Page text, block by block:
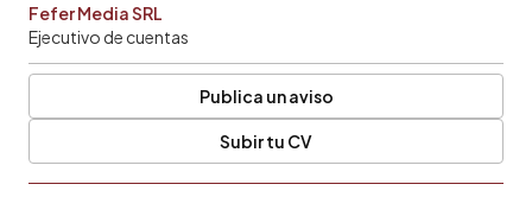
Fefer Media SRL
Ejecutivo de cuentas
Publica un aviso
Subir tu CV